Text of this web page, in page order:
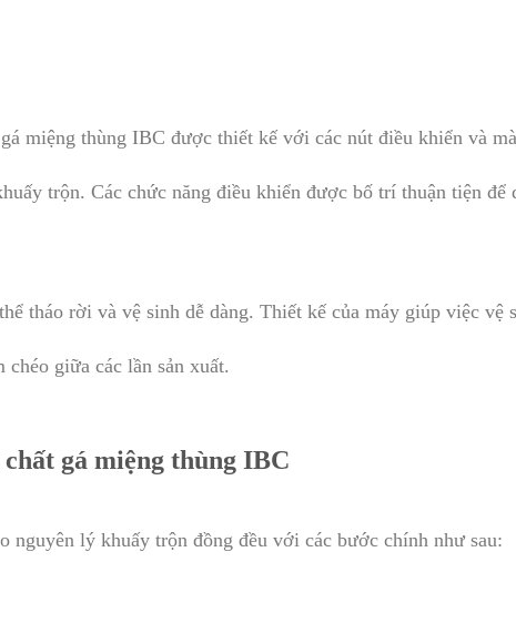
miệng thùng IBC được thiết kế với các nút điều khiển và
trộn. Các chức năng điều khiển được bố trí thuận tiện để
tháo rời và vệ sinh dễ dàng. Thiết kế của máy giúp việc vệ
giữa các lần sản xuất.
gá miệng thùng IBC
nguyên lý khuấy trộn đồng đều với các bước chính như sau: